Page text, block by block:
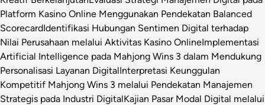
Platform Kasino Online Menggunakan Pendekatan Balanced
ScorecardIdentifikasi Hubungan Sentimen Digital terhadap
Nilai Perusahaan melalui Aktivitas Kasino OnlineImplementasi
Artificial Intelligence pada Mahjong Wins 3 dalam Mendukung
Personalisasi Layanan DigitalInterpretasi Keunggulan
Kompetitif Mahjong Wins 3 melalui Pendekatan Manajemen
Strategis pada Industri DigitalKajian Pasar Modal Digital melalui